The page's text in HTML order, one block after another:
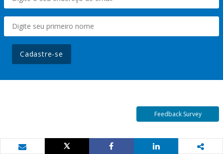
Cadastre-se
Feedback Survey